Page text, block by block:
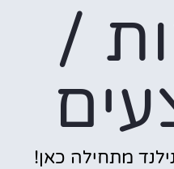
/
מתחילה כאן!